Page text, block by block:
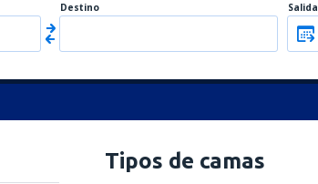
Destino Salida
Tipos de camas